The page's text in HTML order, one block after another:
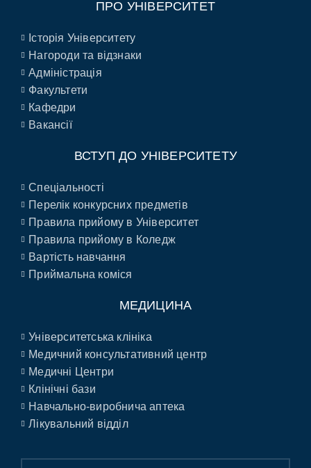
ПРО УНІВЕРСИТЕТ
Історія Університету
Нагороди та відзнаки
Адміністрація
Факультети
Кафедри
Вакансії
ВСТУП ДО УНІВЕРСИТЕТУ
Спеціальності
Перелік конкурсних предметів
Правила прийому в Університет
Правила прийому в Коледж
Вартість навчання
Приймальна коміся
МЕДИЦИНА
Університетська клініка
Медичний консультативний центр
Медичні Центри
Клінічні бази
Навчально-виробнича аптека
Лікувальний відділ